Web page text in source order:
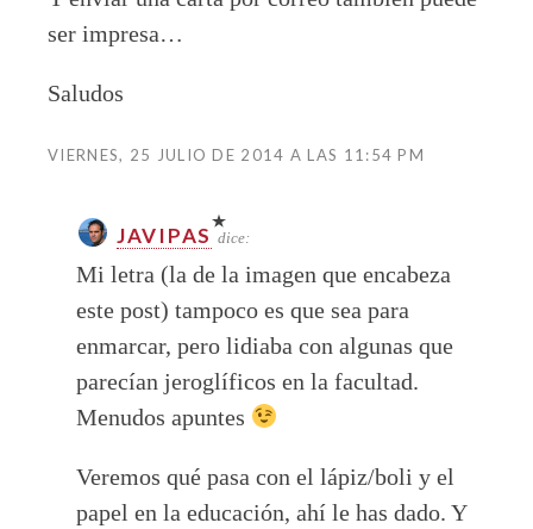
ser impresa…
Saludos
VIERNES, 25 JULIO DE 2014 A LAS 11:54 PM
JAVIPAS dice:
Mi letra (la de la imagen que encabeza
este post) tampoco es que sea para
enmarcar, pero lidiaba con algunas que
parecían jeroglíficos en la facultad.
Menudos apuntes
Veremos qué pasa con el lápiz/boli y el
papel en la educación, ahí le has dado. Y